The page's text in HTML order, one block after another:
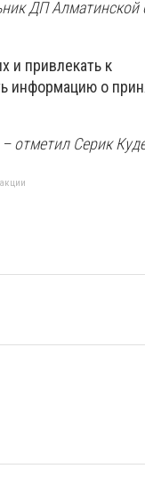
ДП Алматинской
и привлекать к
информацию о
отметил Серик